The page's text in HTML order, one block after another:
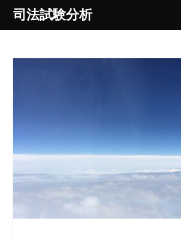
Skip司法試験分析